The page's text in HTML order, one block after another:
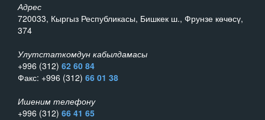
Адрес
720033, Кыргыз Республикасы, Бишкек ш., Фрунзе көчөсү,
374
Улутстаткомдун кабылдамасы
+996 (312) 62 60 84
Факс: +996 (312) 66 01 38
Ишеним телефону
+996 (312) 66 41 65